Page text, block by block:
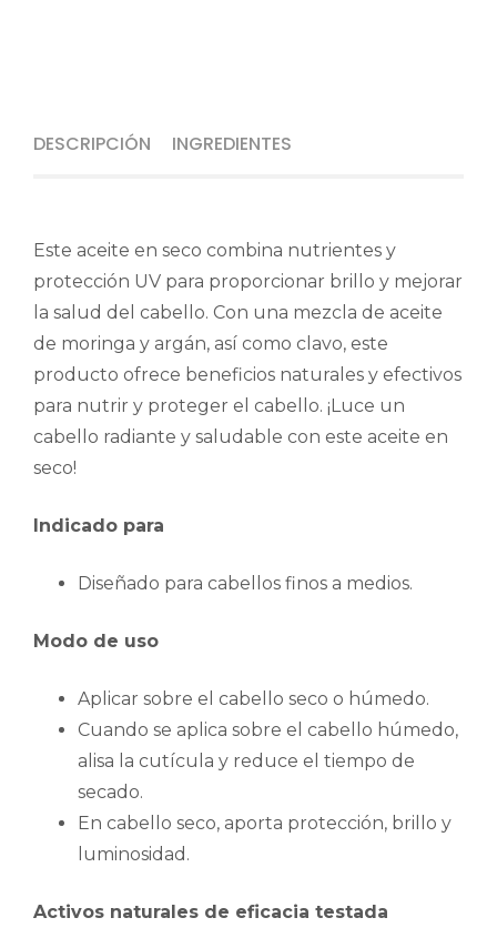
DESCRIPCIÓN INGREDIENTES
Este aceite en seco combina nutrientes y
protección UV para proporcionar brillo y mejorar
la salud del cabello. Con una mezcla de aceite
de moringa y argán, así como clavo, este
producto ofrece beneficios naturales y efectivos
para nutrir y proteger el cabello. ¡Luce un
cabello radiante y saludable con este aceite en
seco!
Indicado para
Diseñado para cabellos finos a medios.
Modo de uso
Aplicar sobre el cabello seco o húmedo.
Cuando se aplica sobre el cabello húmedo,
alisa la cutícula y reduce el tiempo de
secado.
En cabello seco, aporta protección, brillo y
luminosidad.
Activos naturales de eficacia testada